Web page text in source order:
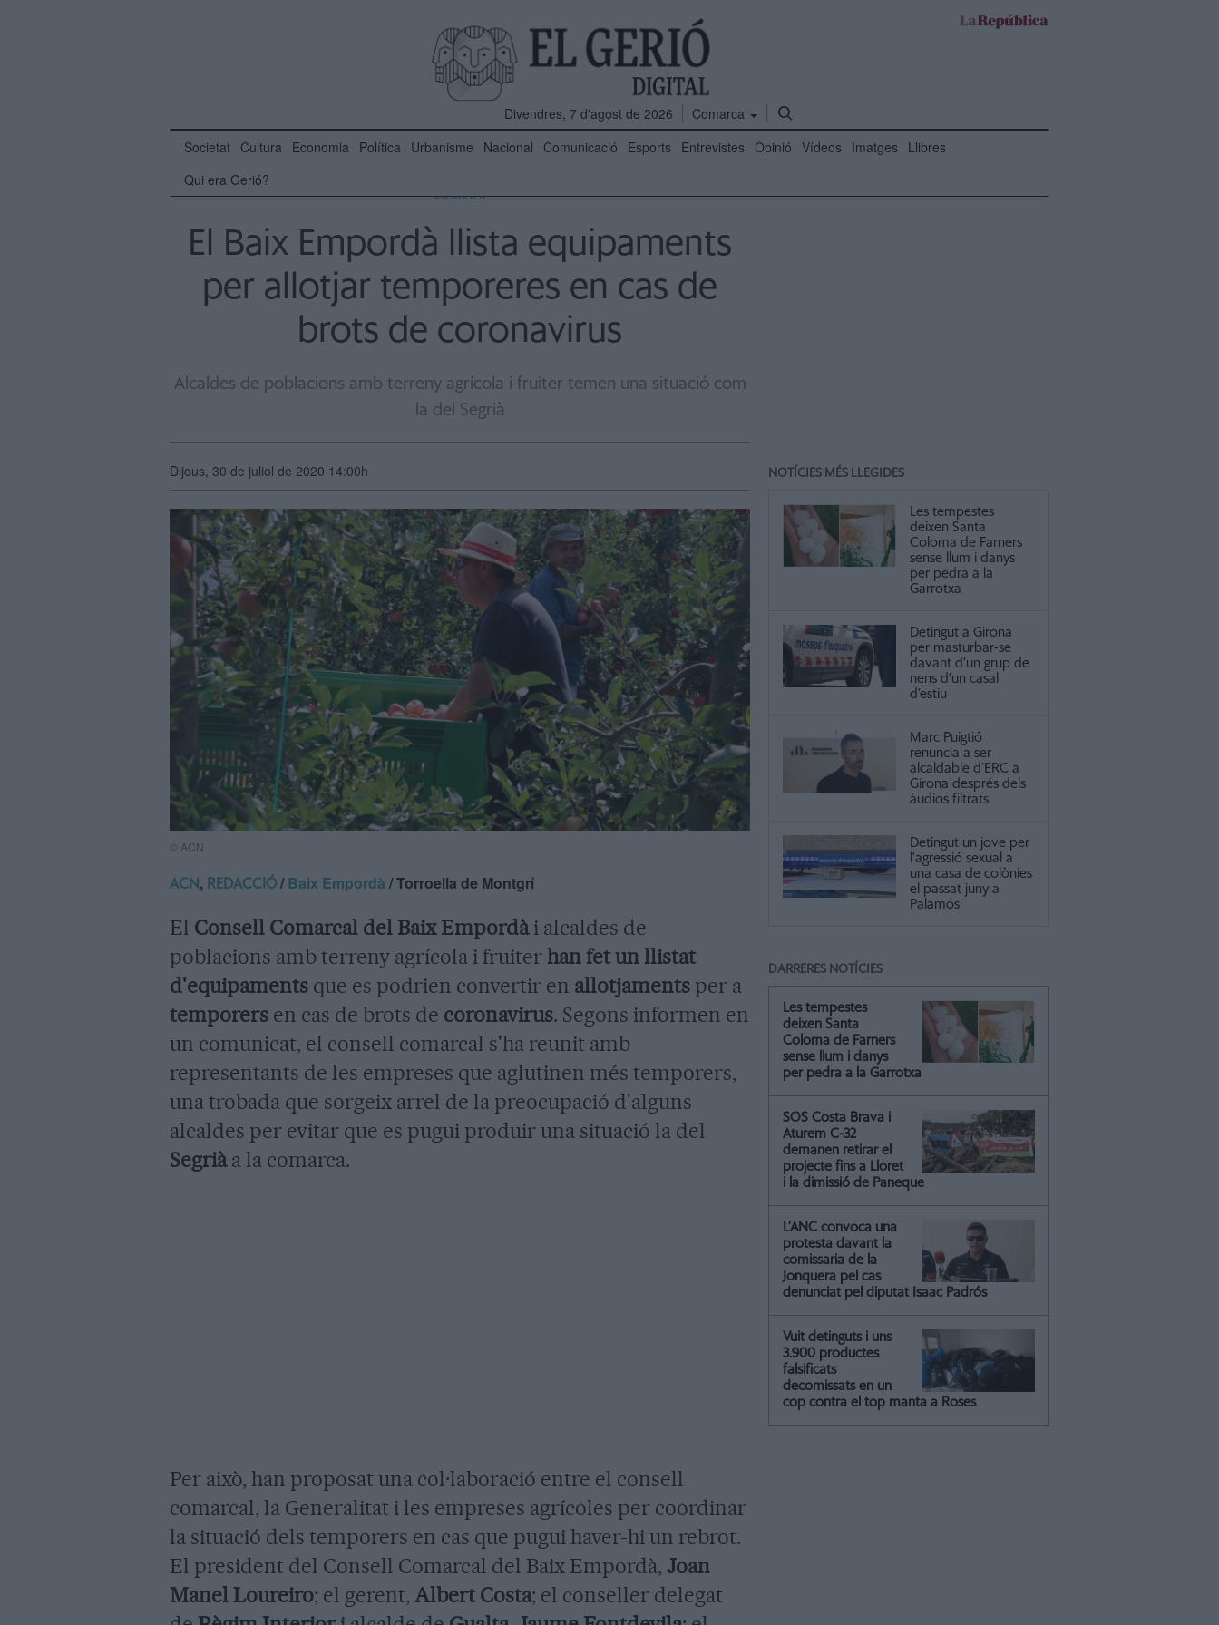
Divendres, 7 d'agost de 2026
Comarca
Societat Cultura Economia Política Urbanisme Nacional Comunicació Esports Entrevistes Opinió Vídeos Imatges Llibres
Qui era Gerió?
SOCIETAT
El Baix Empordà llista equipaments
per allotjar temporeres en cas de
brots de coronavirus
Alcaldes de poblacions amb terreny agrícola i fruiter temen una situació com
la del Segrià
Dijous, 30 de juliol de 2020 14:00h
© ACN
ACN , REDACCIÓ /Baix Empordà / Torroella de Montgrí
El Consell Comarcal del Baix Empordài alcaldes de
poblacions amb terreny agrícola i fruiter han fet un llistat
d'equipaments que es podrien convertir en allotjaments per a
temporers en cas de brots de coronavirus. Segons informen en
un comunicat, el consell comarcal s'ha reunit amb
representants de les empreses que aglutinen més temporers,
una trobada que sorgeix arrel de la preocupació d'alguns
alcaldes per evitar que es pugui produir una situació la del
Segriàa la comarca.
Per això, han proposat una col·laboració entre el consell
comarcal, la Generalitat i les empreses agrícoles per coordinar
la situació dels temporers en cas que pugui haver-hi un rebrot.
El president del Consell Comarcal del Baix Empordà, Joan
Manel Loureiro; el gerent, Albert Costa; el conseller delegat
NOTÍCIES MÉS LLEGIDES
Les tempestes
deixen Santa
Coloma de Farners
sense llum i danys
per pedra a la
Garrotxa
Detingut a Girona
per masturbar-se
davant d’un grup de
nens d’un casal
d’estiu
Marc Puigtió
renuncia a ser
alcaldable d’ERC a
Girona després dels
àudios filtrats
Detingut un jove per
l'agressió sexual a
una casa de colònies
el passat juny a
Palamós
DARRERES NOTÍCIES
Les tempestes
deixen Santa
Coloma de Farners
sense llum i danys
per pedra a la Garrotxa
SOS Costa Brava i
Aturem C-32
demanen retirar el
projecte fins a Lloret
i la dimissió de Paneque
L’ANC convoca una
protesta davant la
comissaria de la
Jonquera pel cas
denunciat pel diputat Isaac Padrós
Vuit detinguts i uns
3.900 productes
falsificats
decomissats en un
cop contra el top manta a Roses